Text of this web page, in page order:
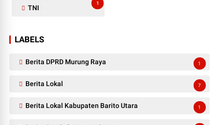
TNI
1
LABELS
Berita DPRD Murung Raya 1
Berita Lokal 7
Berita Lokal Kabupaten Barito Utara 1